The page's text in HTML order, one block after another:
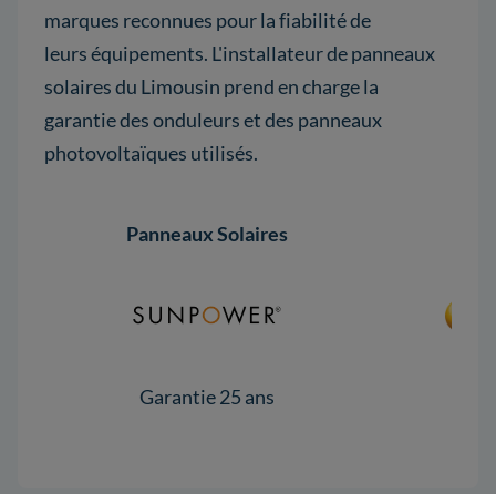
marques reconnues pour la fiabilité de
leurs équipements. L'installateur de panneaux
solaires du Limousin prend en charge la
garantie des onduleurs et des panneaux
photovoltaïques utilisés.
Panneaux Solaires
Garantie 25 ans